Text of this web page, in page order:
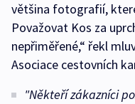
většina fotografií,
Považovat Kos za
nepřiměřené,“ řekl
Asociace cestovních
"Někteří zákazníci